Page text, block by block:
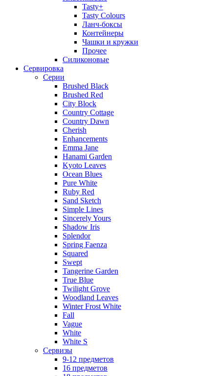
Tasty+
Tasty Colours
Ланч-боксы
Контейнеры
Чашки и кружки
Прочее
Силиконовые
Сервировка
Серии
Brushed Black
Brushed Red
City Block
Country Cottage
Country Dawn
Cherish
Enhancements
Emma Jane
Hanami Garden
Kyoto Leaves
Ocean Blues
Pure White
Ruby Red
Sand Sketch
Simple Lines
Sincerely Yours
Shadow Iris
Splendor
Spring Faenza
Squared
Swept
Tangerine Garden
True Blue
Twilight Grove
Woodland Leaves
Winter Frost White
Fall
Vague
White
White S
Сервизы
9-12 предметов
16 предметов